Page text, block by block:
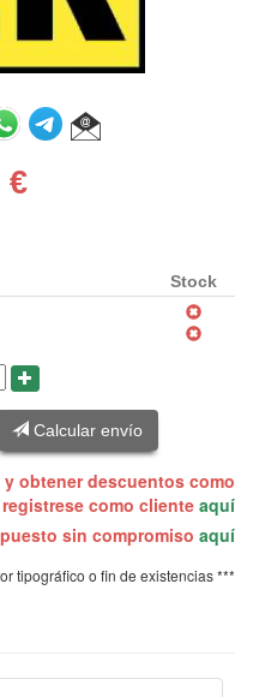
€
Stock
Calcular envío
obtener descuentos como
como cliente aquí
sin compromiso aquí
tipográfico o fin de existencias ***